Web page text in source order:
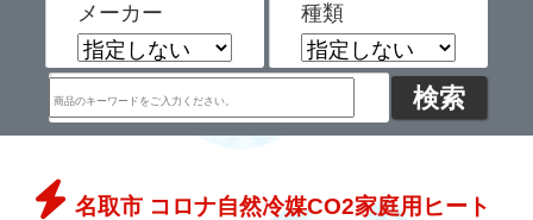
メーカー 種類
名取市 コロナ自然冷媒CO2家庭用ヒート